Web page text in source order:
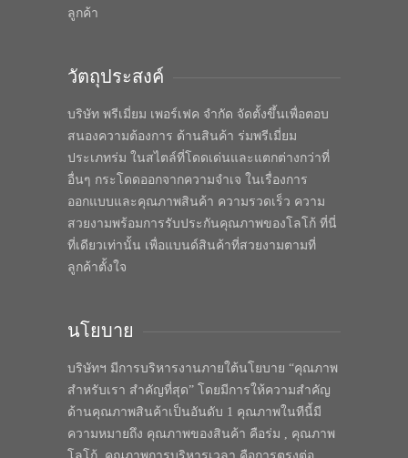
ลูกค้า
วัตถุประสงค์
บริษัท พรีเมี่ยม เพอร์เฟค จำกัด จัดตั้งขึ้นเพื่อตอบ
สนองความต้องการ ด้านสินค้า ร่มพรีเมี่ยม
ประเภทร่ม ในสไตล์ที่โดดเด่นและแตกต่างกว่าที่
อื่นๆ กระโดดออกจากความจำเจ ในเรื่องการ
ออกแบบและคุณภาพสินค้า ความรวดเร็ว ความ
สวยงามพร้อมการรับประกันคุณภาพของโลโก้ ที่นี่
ที่เดียวเท่านั้น เพื่อแบนด์สินค้าที่สวยงามตามที่
ลูกค้าตั้งใจ
นโยบาย
บริษัทฯ มีการบริหารงานภายใต้นโยบาย “คุณภาพ
สำหรับเรา สำคัญที่สุด” โดยมีการให้ความสำคัญ
ด้านคุณภาพสินค้าเป็นอันดับ 1 คุณภาพในทีนี้มี
ความหมายถึง คุณภาพของสินค้า คือร่ม , คุณภาพ